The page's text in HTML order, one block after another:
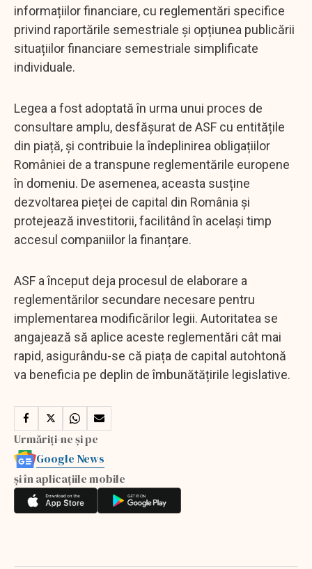
informațiilor financiare, cu reglementări specifice
privind raportările semestriale și opțiunea publicării
situațiilor financiare semestriale simplificate
individuale.
Legea a fost adoptată în urma unui proces de
consultare amplu, desfășurat de ASF cu entitățile
din piață, și contribuie la îndeplinirea obligațiilor
României de a transpune reglementările europene
în domeniu. De asemenea, aceasta susține
dezvoltarea pieței de capital din România și
protejează investitorii, facilitând în același timp
accesul companiilor la finanțare.
ASF a început deja procesul de elaborare a
reglementărilor secundare necesare pentru
implementarea modificărilor legii. Autoritatea se
angajează să aplice aceste reglementări cât mai
rapid, asigurându-se că piața de capital autohtonă
va beneficia pe deplin de îmbunătățirile legislative.
Urmăriți-ne și pe
Google News
și în aplicațiile mobile